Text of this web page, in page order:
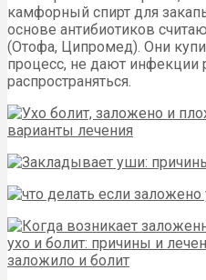
камфорный спирт для
основе антибиотиков
(Отофа, Ципромед). Они
процесс, не дают инфекции
распространяться.